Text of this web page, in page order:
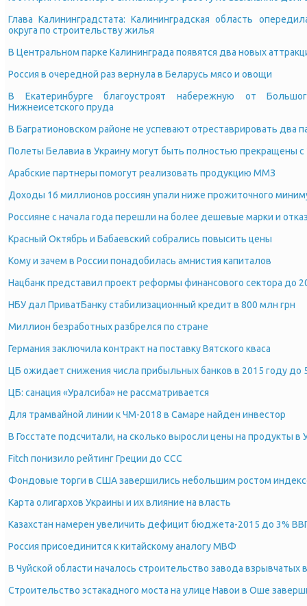
Глава Калининградстата: Калининградская область
округа по строительству жилья
В Центральном парке Калининграда появятся два новых
Россия в очередной раз вернула в Беларусь мясо и овощи
В Екатеринбурге благоустроят набережную от
Нижнеисетского пруда
В Багратионовском районе не успевают отреставрировать два
Полеты Белавиа в Украину могут быть полностью прекращены с
Арабские партнеры помогут реализовать продукцию ММЗ
Доходы 16 миллионов россиян упали ниже прожиточного
Россияне с начала года перешли на более дешевые марки и
Красный Октябрь и Бабаевский собрались повысить цены
Кому и зачем в России понадобилась амнистия капиталов
Нацбанк представил проект реформы финансового сектора до
НБУ дал ПриватБанку стабилизационный кредит в 800 млн грн
Миллион безработных разбрелся по стране
Германия заключила контракт на поставку Вятского кваса
ЦБ ожидает снижения числа прибыльных банков в 2015 году до
ЦБ: санация «Уралсиба» не рассматривается
Для трамвайной линии к ЧМ-2018 в Самаре найден инвестор
В Госстате подсчитали, на сколько выросли цены на продукты в
Fitch понизило рейтинг Греции до CCC
Фондовые торги в США завершились небольшим ростом
Карта олигархов Украины и их влияние на власть
Казахстан намерен увеличить дефицит бюджета-2015 до 3%
Россия присоединится к китайскому аналогу МВФ
В Чуйской области началось строительство завода взрывчатых
Строительство эстакадного моста на улице Навои в Оше